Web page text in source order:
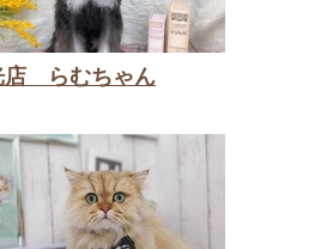
店 らむちゃん